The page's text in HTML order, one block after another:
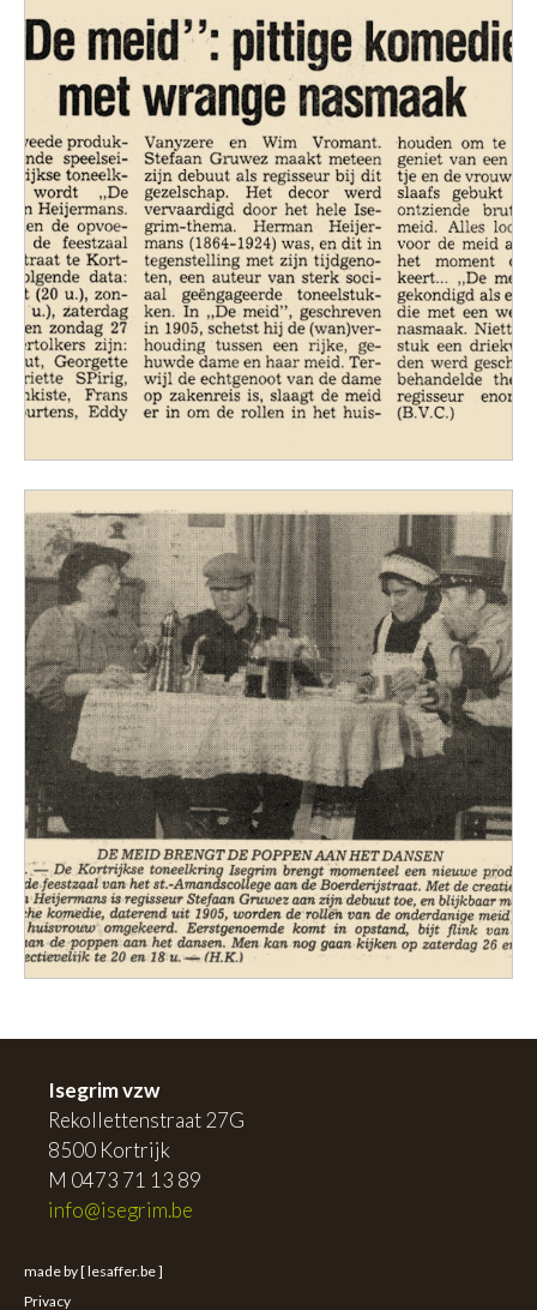
Isegrim vzw
Rekollettenstraat 27G
8500 Kortrijk
M 0473 71 13 89
info@isegrim.be
made by [ lesaffer.be ]
Privacy